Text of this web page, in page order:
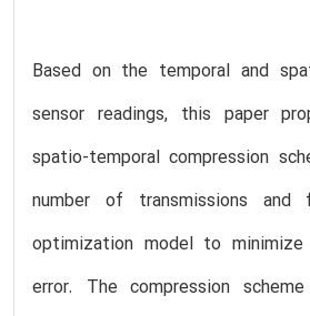
Based on the temporal and
sensor readings, this paper
spatio-temporal compression
number of transmissions and
optimization model to
error. The compression